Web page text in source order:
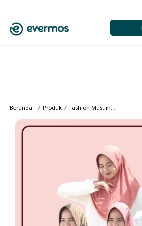
Beranda / Produk / Fashion Muslim /